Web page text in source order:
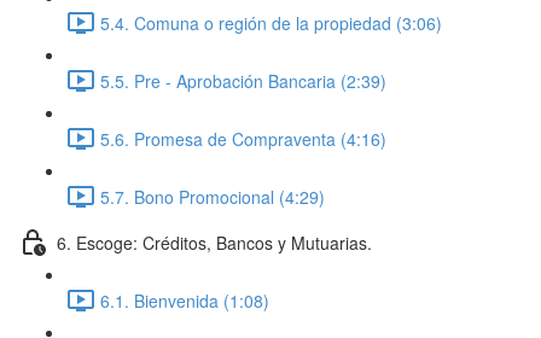
5.4. Comuna o región de la propiedad (3:06)
5.5. Pre - Aprobación Bancaria (2:39)
5.6. Promesa de Compraventa (4:16)
5.7. Bono Promocional (4:29)
6. Escoge: Créditos, Bancos y Mutuarias.
6.1. Bienvenida (1:08)